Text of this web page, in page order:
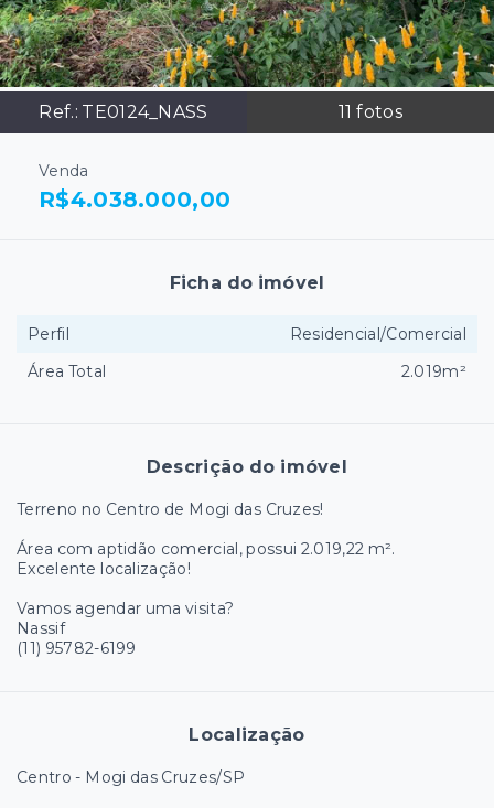
Ref.: TE0124_NASS 11 fotos
Venda
R$4.038.000,00
Descrição do imóvel
Terreno no Centro de Mogi das Cruzes!
Área com aptidão comercial, possui 2.019,22 m².
Excelente localização!
Vamos agendar uma visita?
Nassif
(11) 95782-6199
Localização
Centro - Mogi das Cruzes/SP
Ficha do imóvel
Perfil
Residencial/Comercial
Área Total
2.019m²